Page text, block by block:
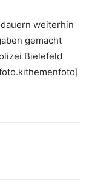
weiterhin
gemacht
Bielefeld